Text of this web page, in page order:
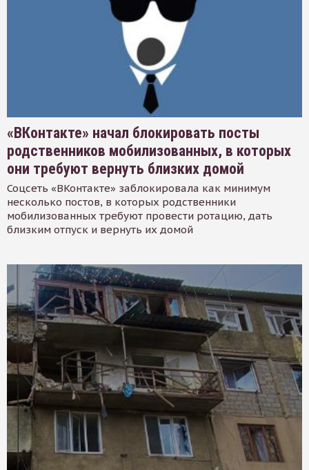
«ВКонтакте» начал блокировать посты
родственников мобилизованных, в которых
они требуют вернуть близких домой
Соцсеть «ВКонтакте» заблокировала как минимум
несколько постов, в которых родственники
мобилизованных требуют провести ротацию, дать
близким отпуск и вернуть их домой